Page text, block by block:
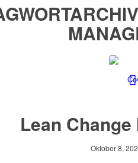
Lean
Oktober 8,